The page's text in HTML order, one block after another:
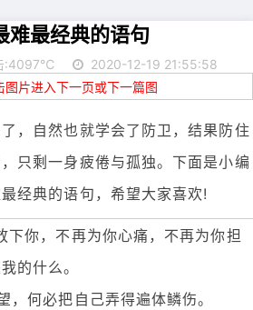
难最经典的语句
:4097℃
2020-12-19 21:55:58
图片进入下一页或下一篇图
，自然也就学会了防卫，结果防住
只剩一身疲倦与孤独。下面是小编
经典的语句，希望大家喜欢!
下你，不再为你心痛，不再为你担
的什么。
，何必把自己弄得遍体鳞伤。